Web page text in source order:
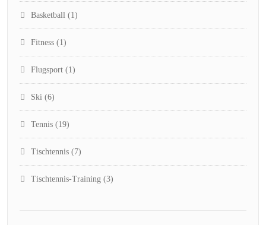
Basketball (1)
Fitness (1)
Flugsport (1)
Ski (6)
Tennis (19)
Tischtennis (7)
Tischtennis-Training (3)